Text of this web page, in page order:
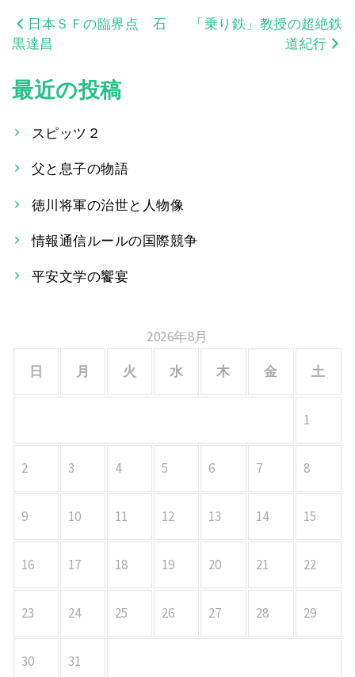
投
ナ
ビ
シ
ョ
ン
日本ＳＦの臨界点 石
黒達昌
「乗り鉄」教授の超絶鉄
道紀行
最近の投稿
スピッツ２
父と息子の物語
徳川将軍の治世と人物像
情報通信ルールの国際競争
平安文学の饗宴
2026年8月
日
月 火 水 木 金 土
1
2 3 4 5 6 7 8
9 10 11 12 13 14 15
16 17 18 19 20 21 22
23 24 25 26 27 28 29
30 31